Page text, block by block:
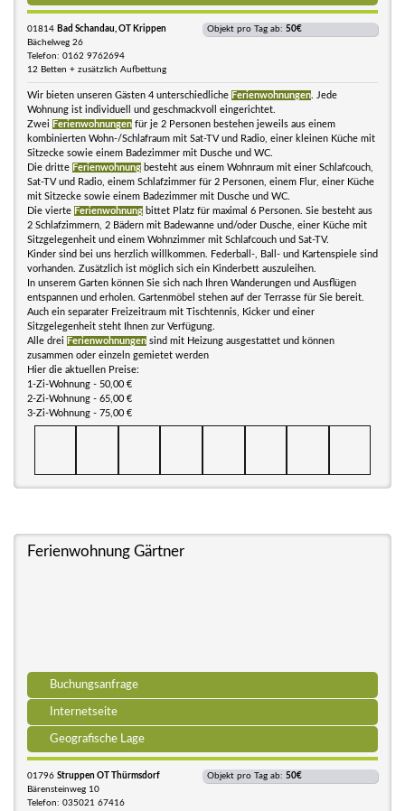
01814 Bad Schandau, OT Krippen
Bächelweg 26
Telefon: 0162 9762694
12 Betten + zusätzlich Aufbettung
Objekt pro Tag ab: 50€
Wir bieten unseren Gästen 4 unterschiedliche Ferienwohnungen . Jede
Wohnung ist individuell und geschmackvoll eingerichtet.
Zwei Ferienwohnungen für je 2 Personen bestehen jeweils aus einem
kombinierten Wohn-/Schlafraum mit Sat-TV und Radio, einer kleinen Küche mit
Sitzecke sowie einem Badezimmer mit Dusche und WC.
Die dritte Ferienwohnung besteht aus einem Wohnraum mit einer Schlafcouch,
Sat-TV und Radio, einem Schlafzimmer für 2 Personen, einem Flur, einer Küche
mit Sitzecke sowie einem Badezimmer mit Dusche und WC.
Die vierte Ferienwohnung bittet Platz für maximal 6 Personen. Sie besteht aus
2 Schlafzimmern, 2 Bädern mit Badewanne und/oder Dusche, einer Küche mit
Sitzgelegenheit und einem Wohnzimmer mit Schlafcouch und Sat-TV.
Kinder sind bei uns herzlich willkommen. Federball-, Ball- und Kartenspiele sind
vorhanden. Zusätzlich ist möglich sich ein Kinderbett auszuleihen.
In unserem Garten können Sie sich nach Ihren Wanderungen und Ausflügen
entspannen und erholen. Gartenmöbel stehen auf der Terrasse für Sie bereit.
Auch ein separater Freizeitraum mit Tischtennis, Kicker und einer
Sitzgelegenheit steht Ihnen zur Verfügung.
Alle drei Ferienwohnungen sind mit Heizung ausgestattet und können
zusammen oder einzeln gemietet werden
Hier die aktuellen Preise:
1-Zi-Wohnung - 50,00 €
2-Zi-Wohnung - 65,00 €
3-Zi-Wohnung - 75,00 €
Ferienwohnung Gärtner
Buchungsanfrage
Internetseite
Geografische Lage
01796 Struppen OT Thürmsdorf
Bärensteinweg 10
Telefon: 035021 67416
Objekt pro Tag ab: 50€